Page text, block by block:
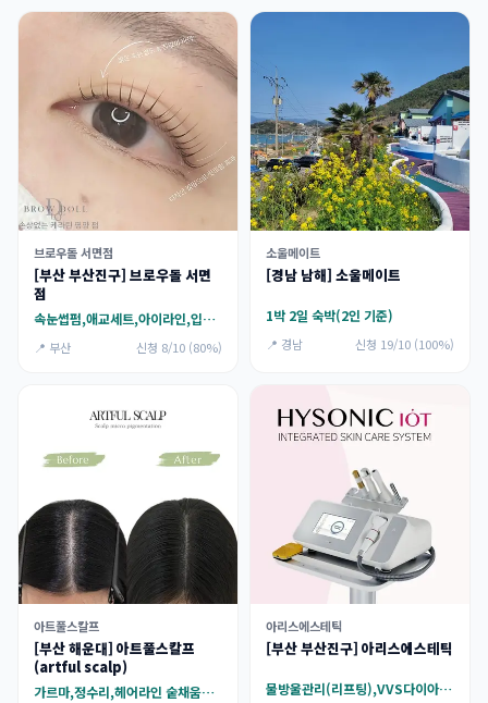
브로우돌 서면점
[부산 부산진구] 브로우돌 서면
점
속눈썹펌,애교세트,아이라인,입술,헤어라인
📍 부산 신청 8/10 (80%)
소울메이트
[경남 남해] 소울메이트
1박 2일 숙박(2인 기준)
📍 경남 신청 19/10 (100%)
아트풀스칼프
[부산 해운대] 아트풀스칼프
(artful scalp)
가르마,정수리,헤어라인 숱채움커버,미인점(매력)
아리스에스테틱
[부산 부산진구] 아리스에스테틱
물방울관리(리프팅),VVS다이아몬드 관리,웨딩케어(신부관리)